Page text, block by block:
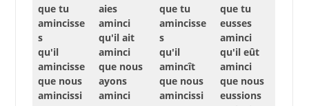
que tu
amincisse
s
qu'il
amincisse
que nous
amincissi
aies
aminci
qu'il ait
aminci
que nous
ayons
aminci
que tu
amincisse
s
qu'il
amincît
que nous
amincissi
que tu
eusses
aminci
qu'il eût
aminci
que nous
eussions